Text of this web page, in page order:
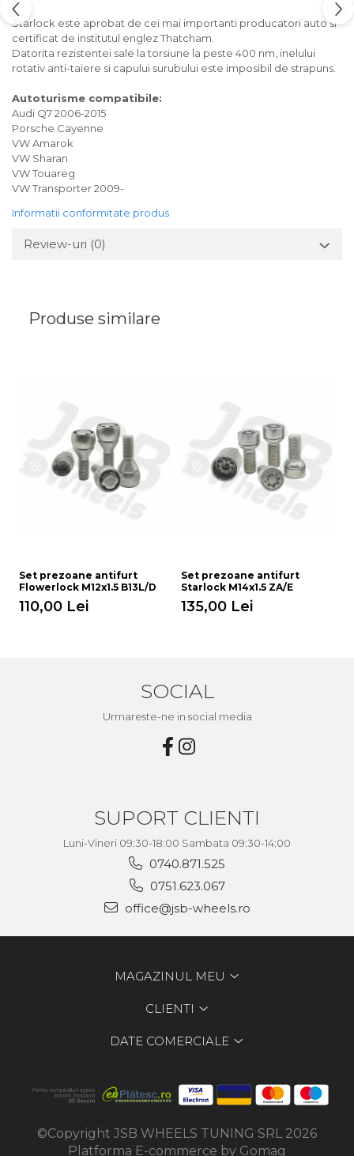
Starlock este aprobat de cei mai importanti producatori auto si
certificat de institutul englez Thatcham.
Datorita rezistentei sale la torsiune la peste 400 nm, inelului
rotativ anti-taiere si capului surubului este imposibil de strapuns.
Autoturisme compatibile:
Audi Q7 2006-2015
Porsche Cayenne
VW Amarok
VW Sharan
VW Touareg
VW Transporter 2009-
Informatii conformitate produs
Review-uri (0)
Produse similare
Set prezoane antifurt
Flowerlock M12x1.5 B13L/D
110,00 Lei
Set prezoane antifurt
Starlock M14x1.5 ZA/E
135,00 Lei
SOCIAL
Urmareste-ne in social media
SUPORT CLIENTI
Luni-Vineri 09:30-18:00 Sambata 09:30-14:00
0740.871.525
0751.623.067
office@jsb-wheels.ro
MAGAZINUL MEU
CLIENTI
DATE COMERCIALE
©Copyright JSB WHEELS TUNING SRL 2026
Platforma E-commerce by Gomag